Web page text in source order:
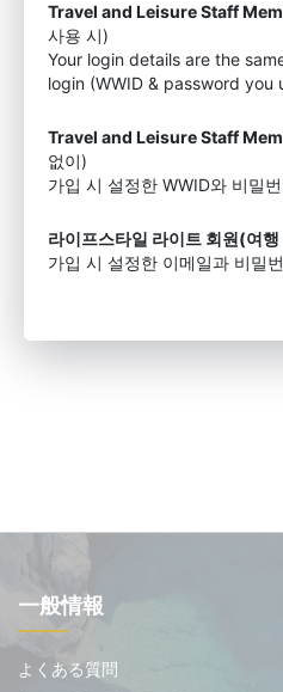
Travel and Leisure Staff
사용 시)
Your login details are the
login (WWID & password you
Travel and Leisure Staff
없이)
가입 시 설정한 WWID와 비밀
라이프스타일 라이트 회원(여
가입 시 설정한 이메일과 비밀
一般情報
よくある質問